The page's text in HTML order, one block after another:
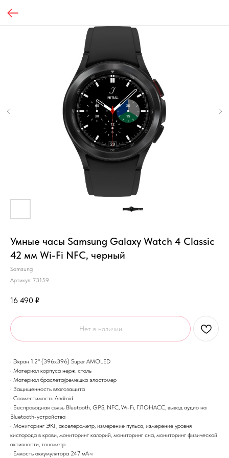
Умные часы Samsung Galaxy Watch 4 Classic
42 мм Wi-Fi NFC, черный
Samsung
Артикул: 73159
16 490 ₽
Нет в наличии
• Экран 1.2" (396x396) Super AMOLED
• Материал корпуса нерж. сталь
• Материал браслета/ремешка эластомер
• Защищенность влагозащита
• Совместимость Android
• Беспроводная связь Bluetooth, GPS, NFC, Wi-Fi, ГЛОНАСC, вывод аудио на
Bluetooth-устройства
• Мониторинг ЭКГ, акселерометр, измерение пульса, измерение уровня
кислорода в крови, мониторинг калорий, мониторинг сна, мониторинг физической
активности, тонометр
• Емкость аккумулятора 247 мА·ч